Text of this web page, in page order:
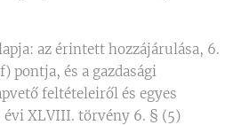
az érintett hozzájárulása, 6.
pontja, és a gazdasági
feltételeiről és egyes
XLVIII. törvény 6. § (5)